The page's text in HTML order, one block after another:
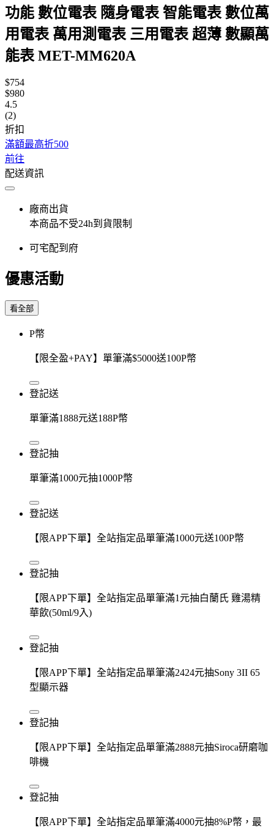
功能 數位電表 隨身電表 智能電表 數位萬
用電表 萬用測電表 三用電表 超薄 數顯萬
能表 MET-MM620A
$754
$980
4.5
(2)
折扣
滿額最高折500
前往
配送資訊
廠商出貨
本商品不受24h到貨限制
可宅配到府
優惠活動
看全部
P幣
【限全盈+PAY】單筆滿$5000送100P幣
登記送
單筆滿1888元送188P幣
登記抽
單筆滿1000元抽1000P幣
登記送
【限APP下單】全站指定品單筆滿1000元送100P幣
登記抽
【限APP下單】全站指定品單筆滿1元抽白蘭氏 雞湯精
華飲(50ml/9入)
登記抽
【限APP下單】全站指定品單筆滿2424元抽Sony 3II 65
型顯示器
登記抽
【限APP下單】全站指定品單筆滿2888元抽Siroca研磨咖
啡機
登記抽
【限APP下單】全站指定品單筆滿4000元抽8%P幣，最